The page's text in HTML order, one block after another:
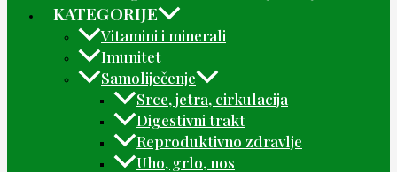
KATEGORIJE
Vitamini i minerali
Imunitet
Samoliječenje
Srce, jetra, cirkulacija
Digestivni trakt
Reproduktivno zdravlje
Uho, grlo, nos